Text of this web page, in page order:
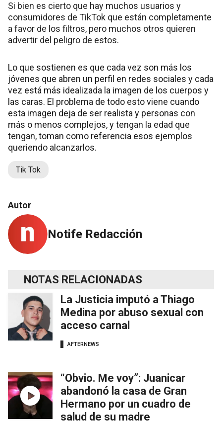
Si bien es cierto que hay muchos usuarios y
consumidores de TikTok que están completamente
a favor de los filtros, pero muchos otros quieren
advertir del peligro de estos.
Lo que sostienen es que cada vez son más los
jóvenes que abren un perfil en redes sociales y cada
vez está más idealizada la imagen de los cuerpos y
las caras. El problema de todo esto viene cuando
esta imagen deja de ser realista y personas con
más o menos complejos, y tengan la edad que
tengan, toman como referencia esos ejemplos
queriendo alcanzarlos.
Tik Tok
Autor
Notife Redacción
NOTAS RELACIONADAS
La Justicia imputó a Thiago
Medina por abuso sexual con
acceso carnal
AFTERNEWS
“Obvio. Me voy”: Juanicar
abandonó la casa de Gran
Hermano por un cuadro de
salud de su madre